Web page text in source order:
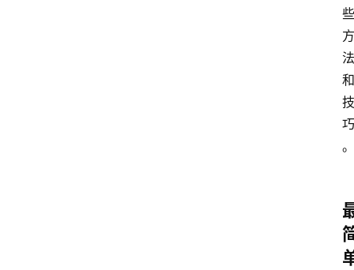
些
方
法
和
技
巧
。